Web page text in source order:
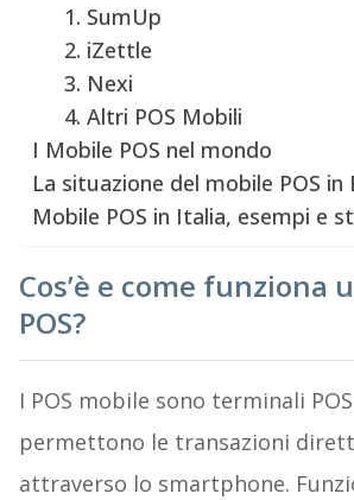
1. SumUp
2. iZettle
3. Nexi
4. Altri POS Mobili
I Mobile POS nel mondo
La situazione del mobile POS in
Mobile POS in Italia, esempi e
Cos’è e come funziona
POS?
I POS mobile sono terminali
permettono le transazioni
attraverso lo smartphone.